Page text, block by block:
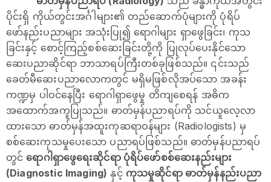
ပိုင်းရှိ ကိုယ်တွင်းအင်္ဂါများ၏ တည်ဆောက်ပုံများကို ပုံရိပ်
ဖော်နည်းပညာများ အသုံးပြု၍ ရောဂါများ ရှာဖွေခြင်း၊ ကုသ
ခြင်းနှင့် စောင့်ကြည့်စစ်ဆေးခြင်းတို့ကို ပြုလုပ်ပေးနိုင်သော
ဆေးပညာဆိုင်ရာ ဘာသာရပ်ကြီးတစ်ခုဖြစ်သည်။ ၎င်းသည်
ခေတ်မီဆေးပညာလောကတွင် မရှိမဖြစ်လိုအပ်သော အခန်း
ကဏ္ဍမှ ပါဝင်နေပြီး ရောဂါရှာဖွေမှု တိကျစေရန် အဓိက
အထောက်အကူပြုသည်။ ဓာတ်မှန်ပညာရပ်ကို သင်ယူလေ့လာ
ထားသော ဓာတ်မှန်အထူးကုဆရာဝန်များ (Radiologists) မှ
စစ်ဆေးကုသမှုပေးသော ပညာရပ်ဖြစ်သည်။ ဓာတ်မှန်ပညာရပ်
တွင်ရောဂါရှာဖွေရေးဆိုင်ရာ ပုံရိပ်ဖော်စစ်ဆေးနည်းများ
(Diagnostic Imaging) နှင့် ကုသ‌မှုဆိုင်ရာ ဓာတ်မှန်နည်းပညာ